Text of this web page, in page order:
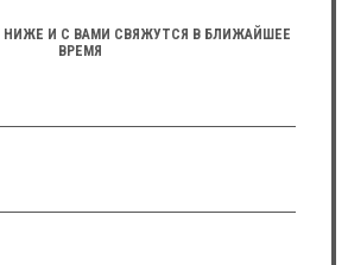
НИЖЕ И С ВАМИ СВЯЖУТСЯ В БЛИЖАЙШЕЕ
ВРЕМЯ